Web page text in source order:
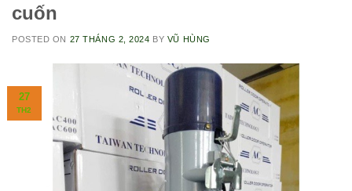
cuốn
POSTED ON 27 THÁNG 2, 2024 BY VŨ HÙNG
27
TH2